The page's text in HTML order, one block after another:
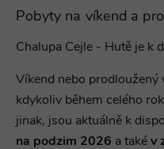
Pobyty na víkend a
Chalupa Cejle - Hutě je k
Víkend nebo prodloužený
kdykoliv během celého
jinak, jsou aktuálně k
na podzim 2026 a také v